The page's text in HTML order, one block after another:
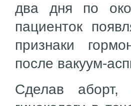
два дня по
пациенток
признаки
после вакуум-
Сделав аборт,